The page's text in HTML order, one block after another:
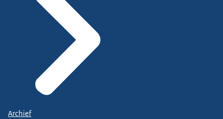
Archief